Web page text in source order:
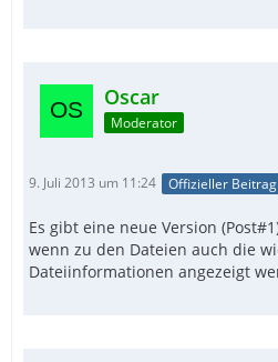
Oscar
Moderator
9. Juli 2013 um 11:24 Offizieller Beitrag
Es gibt eine neue Version
wenn zu den Dateien auch die
Dateiinformationen angezeigt